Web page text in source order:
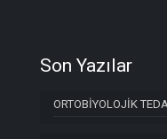
Son Yazılar
ORTOBİYOLOJİK